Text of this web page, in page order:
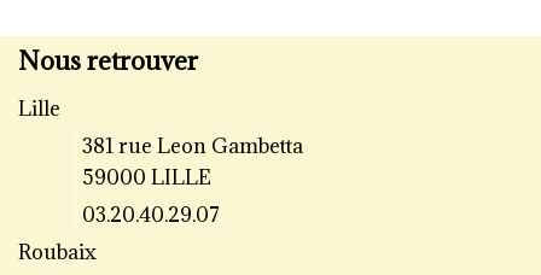
Nous retrouver
Lille
381 rue Leon Gambetta
59000 LILLE
03.20.40.29.07
Roubaix